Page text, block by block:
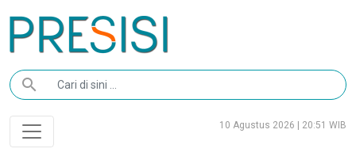
search
10 Agustus 2026 | 20:51 WIB